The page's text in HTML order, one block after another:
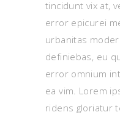
tincidunt vix at,
error epicurei
urbanitas
definiebas, eu
error omnium
ea vim. Lorem
ridens gloriatur